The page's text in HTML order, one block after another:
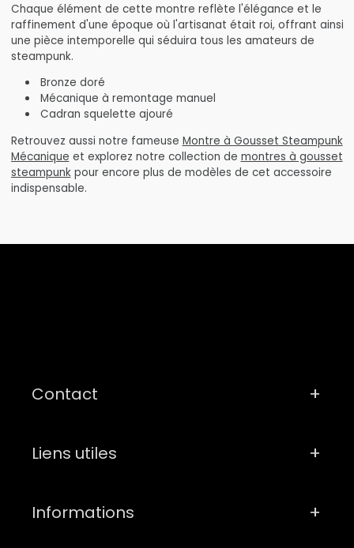
Chaque élément de cette montre reflète l'élégance et le
raffinement d'une époque où l'artisanat était roi, offrant ainsi
une pièce intemporelle qui séduira tous les amateurs de
steampunk.
Bronze doré
Mécanique à remontage manuel
Cadran squelette ajouré
Retrouvez aussi notre fameuse Montre à Gousset Steampunk
Mécanique et explorez notre collection de montres à gousset
steampunkpour encore plus de modèles de cet accessoire
indispensable.
Contact
Liens utiles
Informations